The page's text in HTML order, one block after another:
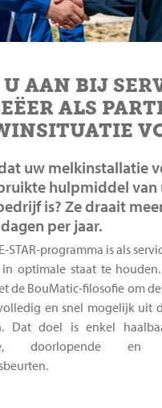
AAN BIJ
ALS
uw melkinstallatie
hulpmiddel van
is? Ze draait
per jaar.
STAR-programma is als
optimale staat te
de BouMatic-filosofie om
en snel mogelijk uit
Dat doel is enkel
doorlopende en